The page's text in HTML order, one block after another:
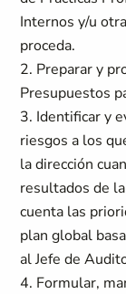
Internos y/u
proceda.
2. Preparar y
Presupuestos
3. Identificar y
riesgos a los
la dirección
resultados de
cuenta las
plan global
al Jefe de
4. Formular,